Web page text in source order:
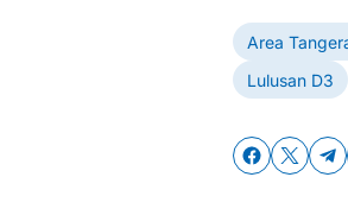
Area
Lulusan D3